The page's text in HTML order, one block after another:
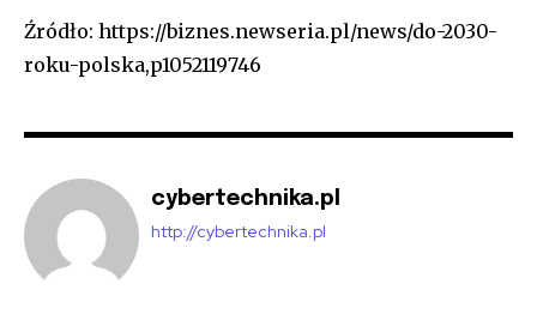
Źródło: https://biznes.newseria.pl/news/do-2030-
roku-polska,p1052119746
cybertechnika.pl
http://cybertechnika.pl